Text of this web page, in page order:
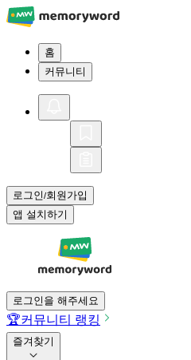
홈
커뮤니티
로그인/회원가입
앱 설치하기
로그인을 해주세요
🏆커뮤니티 랭킹
즐겨찾기